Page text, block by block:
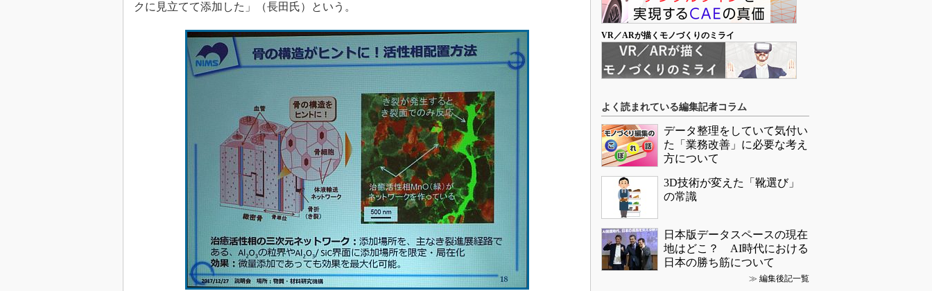
クに見立てて添加した」（長田氏）という。
VR／ARが描くモノづくりのミライ
よく読まれている編集記者コラム
データ整理をしていて気付い
た「業務改善」に必要な考え
方について
3D技術が変えた「靴選び」
の常識
日本版データスペースの現在
地はどこ？ AI時代における
日本の勝ち筋について
≫ 編集後記一覧